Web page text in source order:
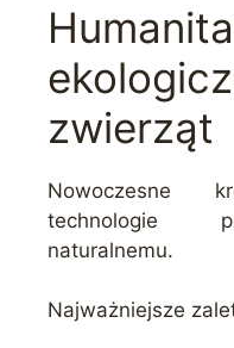
zwierząt
Nowoczesne
technologie
naturalnemu.
Najważniejsze